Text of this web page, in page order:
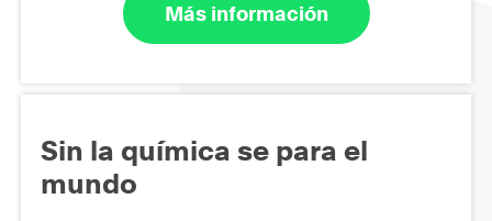
Más información
Sin la química se para el
mundo